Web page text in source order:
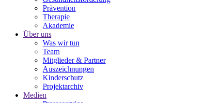
Prävention
Therapie
Akademie
Über uns
Was wir tun
Team
Mitglieder & Partner
Auszeichnungen
Kinderschutz
Projektarchiv
Medien